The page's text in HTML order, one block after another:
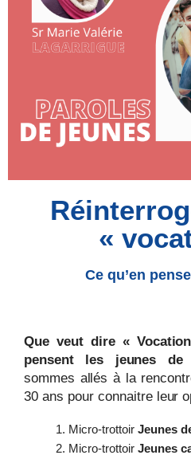
«
Ce qu’en
Que veut dire «
pensent les jeunes
sommes allés à la
30 ans pour connaitre leur
Micro-trottoir Jeunes
Micro-trottoir Jeunes